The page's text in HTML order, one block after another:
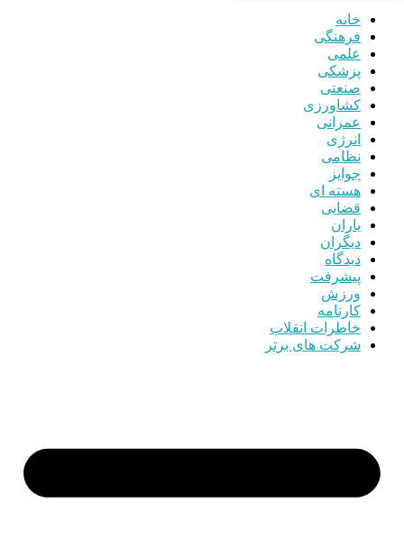
خانه
فرهنگی
علمی
پزشکی
صنعتی
کشاورزی
عمرانی
انرژی
نظامی
جوایز
هسته ای
قضایی
یاران
دیگران
دیدگاه
پیشرفت
ورزش
کارنامه
خاطرات انقلاب
شرکت های برتر